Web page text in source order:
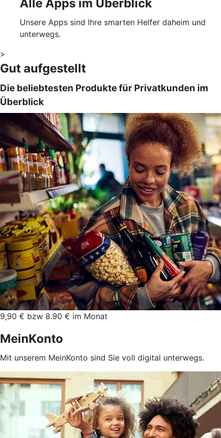
Alle Apps im Überblick
Unsere Apps sind Ihre smarten Helfer daheim und
unterwegs.
>
Gut aufgestellt
Die beliebtesten Produkte für Privatkunden im
Überblick
9,90 € bzw 8.90 € im Monat
MeinKonto
Mit unserem MeinKonto sind Sie voll digital unterwegs.